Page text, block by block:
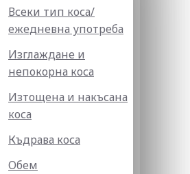
Всеки тип коса/
ежедневна употреба
Изглаждане и
непокорна коса
Изтощена и накъсана
коса
Къдрава коса
Обем